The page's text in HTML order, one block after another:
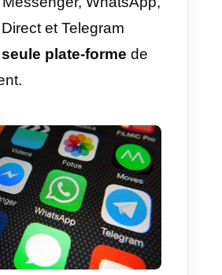
de recueillirune
importante de
telles que
(à des fins de
et leur position